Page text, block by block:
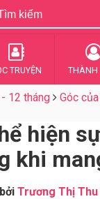
TRUYỆN THÀNH
12 tháng Góc
hiện
khi
Trương Thị Thu